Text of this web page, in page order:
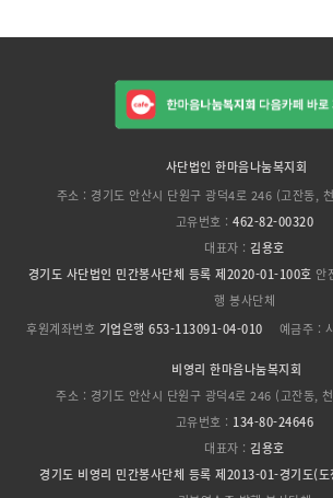
사단법인 한마음나눔복지회
주소 : 경기도 안산시 단원구 광덕4로 246 (고잔동,
고유번호 :462-82-00320
대표자 : 김용호
경기도 사단법인 민간봉사단체 등록 제2020-01-100호 안
행 봉사단체
후원계좌번호 기업은행 653-113091-04-010 예금주 :
비영리 한마음나눔복지회
주소 : 경기도 안산시 단원구 광덕4로 246 (고잔동,
고유번호 : 134-80-24646
대표자 : 김용호
경기도 비영리 민간봉사단체 등록 제2013-01-경기도(